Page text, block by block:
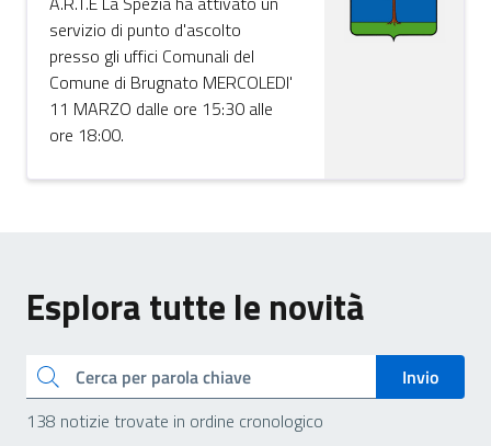
servizio di punto d'ascolto
presso gli uffici Comunali del
Comune di Brugnato MERCOLEDI'
11 MARZO dalle ore 15:30 alle
ore 18:00.
Esplora tutte le novità
Cerca
Invio
138 notizie trovate in ordine cronologico